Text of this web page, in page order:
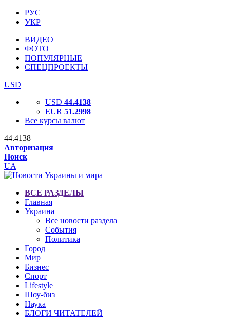
РУС
УКР
ВИДЕО
ФОТО
ПОПУЛЯРНЫЕ
СПЕЦПРОЕКТЫ
USD
USD 44.4138
EUR 51.2998
Все курсы валют
44.4138
Авторизация
Поиск
UA
ВСЕ РАЗДЕЛЫ
Главная
Украина
Все новости раздела
События
Политика
Город
Мир
Бизнес
Спорт
Lifestyle
Шоу-биз
Наука
БЛОГИ ЧИТАТЕЛЕЙ